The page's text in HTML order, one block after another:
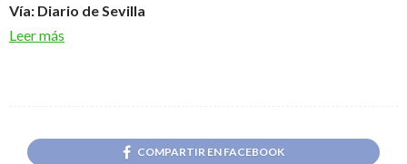
Vía: Diario de Sevilla
Leer más
COMPARTIR EN FACEBOOK